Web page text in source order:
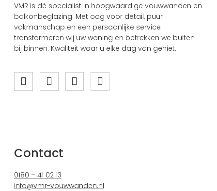
VMR is dé specialist in hoogwaardige vouwwanden en
balkonbeglazing. Met oog voor detail, puur
vakmanschap en een persoonlijke service
transformeren wij uw woning en betrekken we buiten
bij binnen. Kwaliteit waar u elke dag van geniet.
Contact
0180 – 41 02 13
info@vmr-vouwwanden.nl